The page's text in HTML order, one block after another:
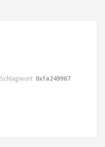
Schlagwort 0xfa249967